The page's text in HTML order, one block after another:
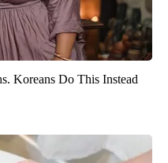
Koreans Do This Instead